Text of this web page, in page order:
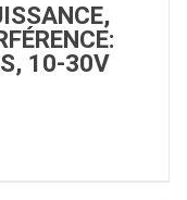
10-30V